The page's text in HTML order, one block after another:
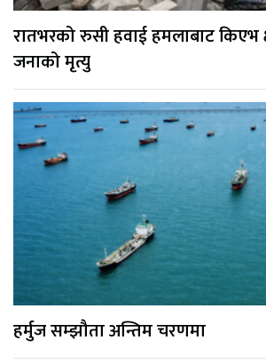
रातभरको रुसी हवाई हमलाबाट किएभ
जनाको मृत्यु
हर्मुज सम्झौता अन्तिम चरणमा